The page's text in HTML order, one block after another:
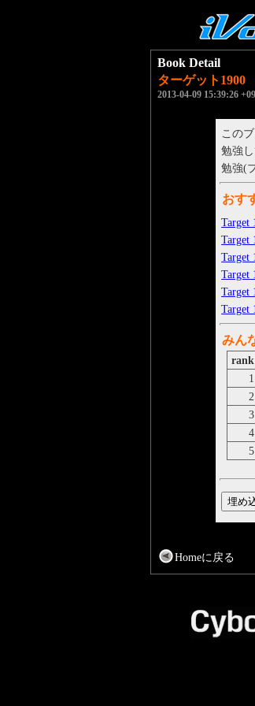
Book Detail
ターゲット1900
2013-04-09 15:39:26
この
勉強
勉強(
おす
Target
Target
Target
Target
Target
Target
みん
rank
1
2
3
4
5
Homeに戻る